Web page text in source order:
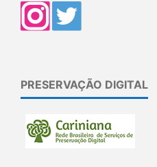
PRESERVAÇÃO DIGITAL